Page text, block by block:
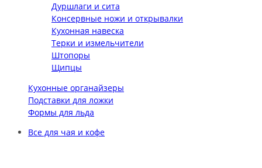
Дуршлаги и сита
Консервные ножи и открывалки
Кухонная навеска
Терки и измельчители
Штопоры
Щипцы
Кухонные органайзеры
Подставки для ложки
Формы для льда
Все для чая и кофе